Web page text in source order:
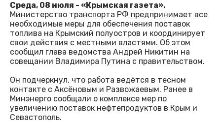
Среда, 08 июля - «Крымская газета».
Министерство транспорта РФ предпринимает все
необходимые меры для обеспечения поставок
топлива на Крымский полуостров и координирует
свои действия с местными властями. Об этом
сообщил глава ведомства Андрей Никитин на
совещании Владимира Путина с правительством.
Он подчеркнул, что работа ведётся в тесном
контакте с Аксёновым и Развожаевым. Ранее в
Минэнерго сообщали о комплексе мер по
увеличению поставок нефтепродуктов в Крым и
Севастополь.